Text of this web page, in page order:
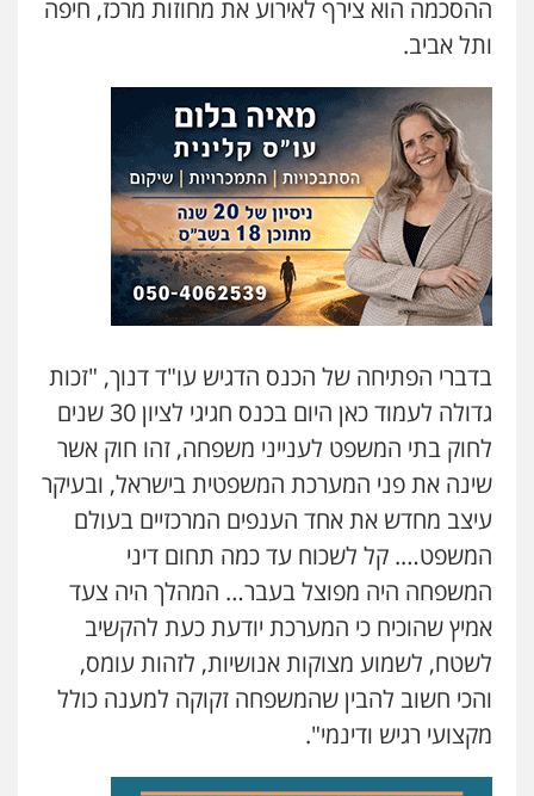
פלילי צבאי סמים אלימות במשפחה
לבן
0507368203
עו"ד לימור רוט חזן
פלילי מעצרים צווארון לבן פשיעה חמורה
0523407232
פלילי פשיעה חמורה עורכי דין לענייני
אסירים צבאי
0546364651
אייל בן שושן, עורך דין פלילי
מעצרים וחקירות פשיעה חמורה
נוער רישום פלילי
0522763105
עו"ד שאדי דבאח
0505643689
פלילי פשיעה חמורה צווארון לבן
ההסכמה הוא צירף לאירוע את מחוזות מרכז, חיפה
ותל אביב.
בדברי הפתיחה של הכנס הדגיש עו"ד דנוך, "זכות
גדולה לעמוד כאן היום בכנס חגיגי לציון 30 שנים
לחוק בתי המשפט לענייני משפחה, זהו חוק אשר
שינה את פני המערכת המשפטית בישראל, ובעיקר
עיצב מחדש את אחד הענפים המרכזיים בעולם
המשפט…. קל לשכוח עד כמה תחום דיני
המשפחה היה מפוצל בעבר… המהלך היה צעד
אמיץ שהוכיח כי המערכת יודעת כעת להקשיב
לשטח, לשמוע מצוקות אנושיות, לזהות עומס,
והכי חשוב להבין שהמשפחה זקוקה למענה כולל
מקצועי רגיש ודינמי".